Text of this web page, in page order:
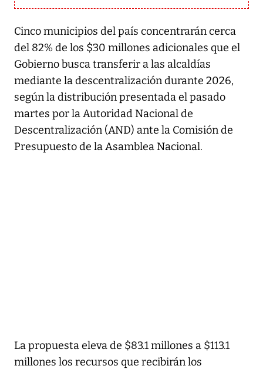
Cinco municipios del país concentrarán cerca
del 82% de los $30 millones adicionales que el
Gobierno busca transferir a las alcaldías
mediante la descentralización durante 2026,
según la distribución presentada el pasado
martes por la Autoridad Nacional de
Descentralización (AND) ante la Comisión de
Presupuesto de la Asamblea Nacional.
La propuesta eleva de $83.1 millones a $113.1
millones los recursos que recibirán los